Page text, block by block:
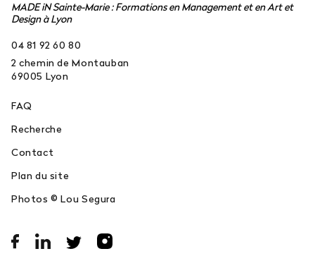
MADE iN Sainte-Marie : Formations en Management et en Art et
Design à Lyon
04 81 92 60 80
2 chemin de Montauban
69005 Lyon
FAQ
Recherche
Contact
Plan du site
Photos © Lou Segura